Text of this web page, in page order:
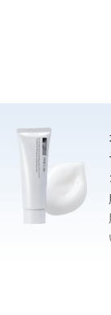
さっと泡立てら
りとり、上下に強く3回
洗顔後、清潔な